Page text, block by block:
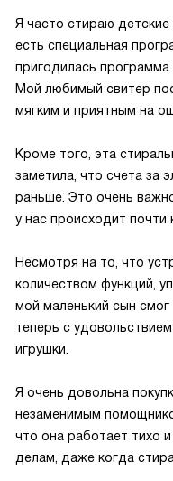
Я часто стираю
есть специальная
пригодилась
Мой любимый свитер
мягким и приятным на
Кроме того, эта
заметила, что счета за
раньше. Это очень
у нас происходит почти
Несмотря на то, что
количеством функций,
мой маленький сын смог
теперь с
игрушки.
Я очень довольна
незаменимым
что она работает тихо
делам, даже когда